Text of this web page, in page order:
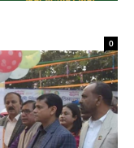
0